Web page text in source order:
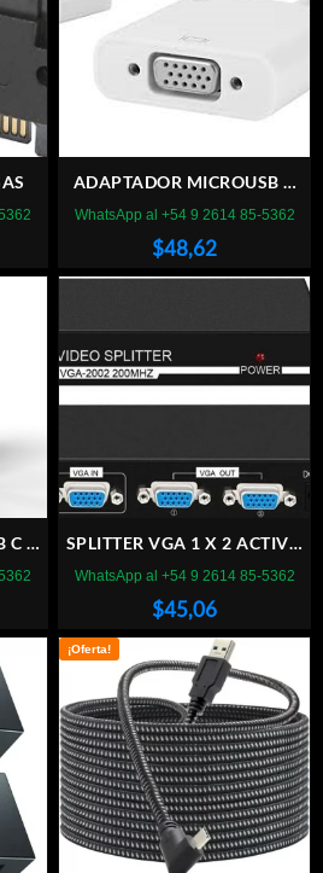
ADAPTADOR MICROUSB A
VGA CON AUDIO
$48,62
WhatsApp al +54 9 2614 85-5362
C a
SPLITTER VGA 1 X 2 ACTIVO
200MHz
$45,06
WhatsApp al +54 9 2614 85-5362
¡Oferta!